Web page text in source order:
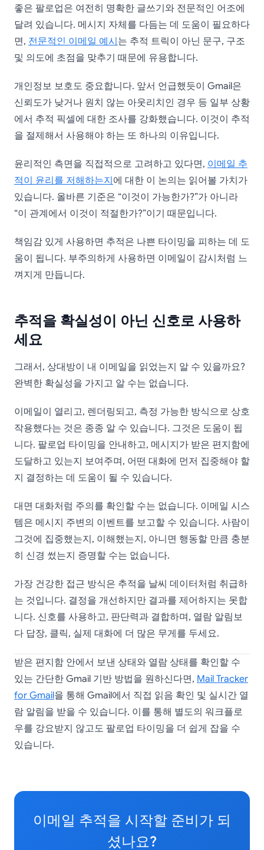
좋은 팔로업은 여전히 명확한 글쓰기와 전문적인 어조에
달려 있습니다. 메시지 자체를 다듬는 데 도움이 필요하다
면, 전문적인 이메일 예시는 추적 트릭이 아닌 문구, 구조
및 의도에 초점을 맞추기 때문에 유용합니다.
개인정보 보호도 중요합니다. 앞서 언급했듯이 Gmail은
신뢰도가 낮거나 원치 않는 아웃리치인 경우 등 일부 상황
에서 추적 픽셀에 대한 조사를 강화했습니다. 이것이 추적
을 절제해서 사용해야 하는 또 하나의 이유입니다.
윤리적인 측면을 직접적으로 고려하고 있다면, 이메일 추
적이 윤리를 저해하는지에 대한 이 논의는 읽어볼 가치가
있습니다. 올바른 기준은 “이것이 가능한가?”가 아니라
“이 관계에서 이것이 적절한가?”이기 때문입니다.
책임감 있게 사용하면 추적은 나쁜 타이밍을 피하는 데 도
움이 됩니다. 부주의하게 사용하면 이메일이 감시처럼 느
껴지게 만듭니다.
추적을 확실성이 아닌 신호로 사용하
세요
그래서, 상대방이 내 이메일을 읽었는지 알 수 있을까요?
완벽한 확실성을 가지고 알 수는 없습니다.
이메일이 열리고, 렌더링되고, 측정 가능한 방식으로 상호
작용했다는 것은 종종 알 수 있습니다. 그것은 도움이 됩
니다. 팔로업 타이밍을 안내하고, 메시지가 받은 편지함에
도달하고 있는지 보여주며, 어떤 대화에 먼저 집중해야 할
지 결정하는 데 도움이 될 수 있습니다.
대면 대화처럼 주의를 확인할 수는 없습니다. 이메일 시스
템은 메시지 주변의 이벤트를 보고할 수 있습니다. 사람이
그것에 집중했는지, 이해했는지, 아니면 행동할 만큼 충분
히 신경 썼는지 증명할 수는 없습니다.
가장 건강한 접근 방식은 추적을 날씨 데이터처럼 취급하
는 것입니다. 결정을 개선하지만 결과를 제어하지는 못합
니다. 신호를 사용하고, 판단력과 결합하며, 열람 알림보
다 답장, 클릭, 실제 대화에 더 많은 무게를 두세요.
받은 편지함 안에서 보낸 상태와 열람 상태를 확인할 수
있는 간단한 Gmail 기반 방법을 원하신다면, Mail Tracker
for Gmail을 통해 Gmail에서 직접 읽음 확인 및 실시간 열
람 알림을 받을 수 있습니다. 이를 통해 별도의 워크플로
우를 강요받지 않고도 팔로업 타이밍을 더 쉽게 잡을 수
있습니다.
이메일 추적을 시작할 준비가 되
셨나요?